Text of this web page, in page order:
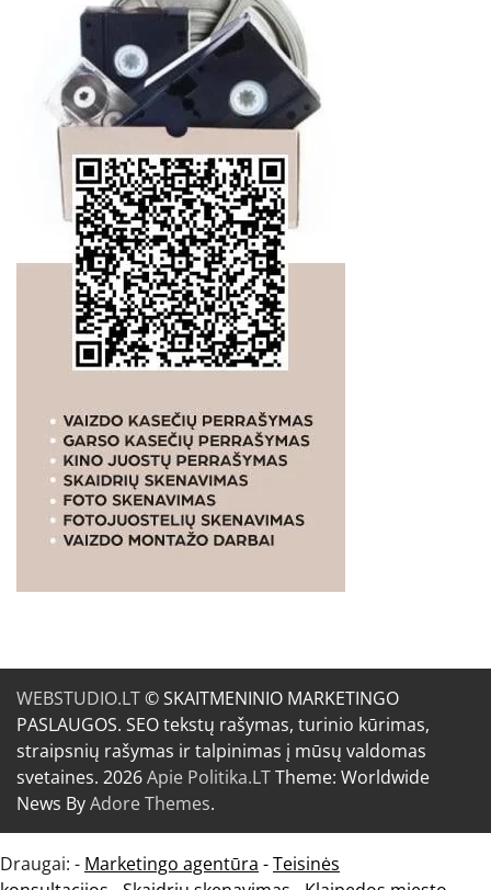
WEBSTUDIO.LT© SKAITMENINIO MARKETINGO
PASLAUGOS. SEO tekstų rašymas, turinio kūrimas,
straipsnių rašymas ir talpinimas į mūsų valdomas
svetaines. 2026Apie Politika.LTTheme: Worldwide
News ByAdore Themes.
Draugai: - Marketingo agentūra -Teisinės